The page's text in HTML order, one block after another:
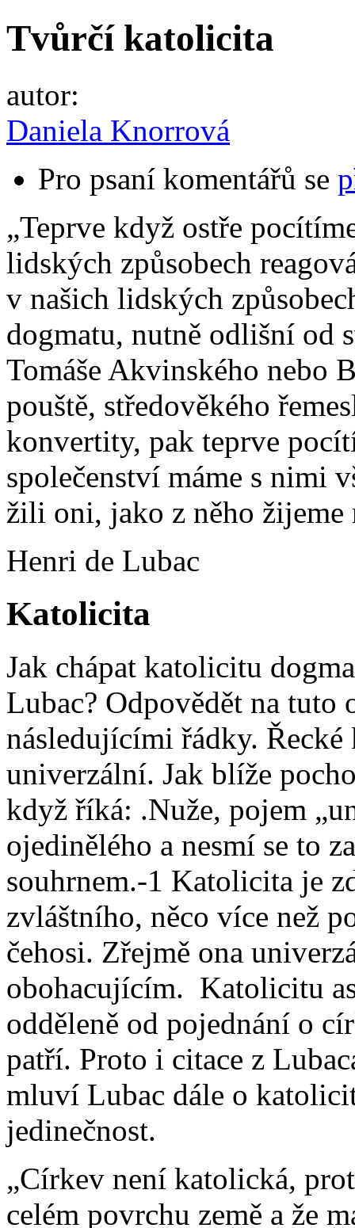
Tvůrčí katolicita
autor:
Daniela Knorrová
Pro psaní komentářů se
„Teprve když ostře
lidských způsobech
v našich lidských
dogmatu, nutně odlišní od
Tomáše Akvinského nebo
pouště, středověkého
konvertity, pak teprve
společenství máme s nimi
žili oni, jako z něho žijeme
Henri de Lubac
Katolicita
Jak chápat katolicitu
Lubac? Odpovědět na tuto
následujícími řádky. Řecké
univerzální. Jak blíže
když říká: .Nuže, pojem
ojedinělého a nesmí se to
souhrnem.-1 Katolicita je
zvláštního, něco více než
čehosi. Zřejmě ona
obohacujícím. Katolicitu
odděleně od pojednání o
patří. Proto i citace z
mluví Lubac dále o
jedinečnost.
„Církev není katolická,
celém povrchu země a že